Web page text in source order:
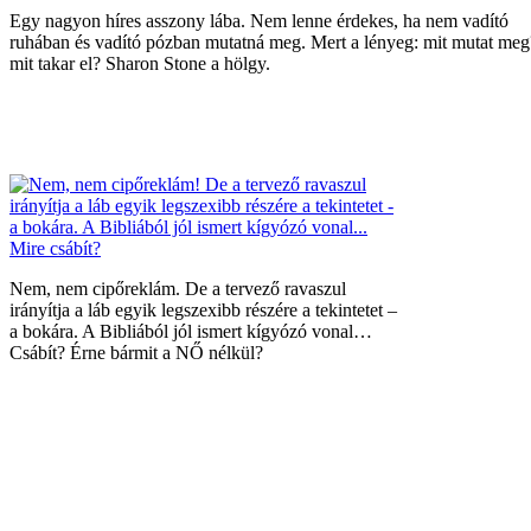
Egy nagyon híres asszony lába. Nem lenne érdekes, ha nem vadító
ruhában és vadító pózban mutatná meg. Mert a lényeg: mit mutat
mit takar el? Sharon Stone a hölgy.
Nem, nem cipőreklám. De a tervező ravaszul
irányítja a láb egyik legszexibb részére a tekintetet –
a bokára. A Bibliából jól ismert kígyózó vonal…
Csábít? Érne bármit a NŐ nélkül?